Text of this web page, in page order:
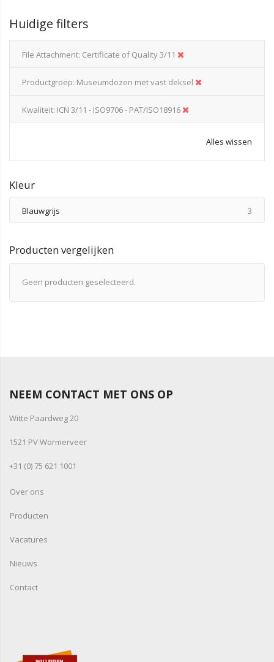
Huidige filters
File Attachment Certificate of Quality 3/11
Productgroep Museumdozen met vast deksel
Kwaliteit ICN 3/11 - ISO9706 - PAT/ISO18916
Alles wissen
Kleur
Blauwgrijs 3
Producten vergelijken
Geen producten geselecteerd.
NEEM CONTACT MET ONS OP
Witte Paardweg 20
1521 PV Wormerveer
+31 (0) 75 621 1001
Over ons
Producten
Vacatures
Nieuws
Contact